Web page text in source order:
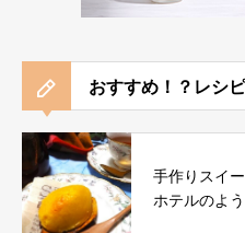
おすすめ！？レシピ
手作りスイ
ホテルのよ